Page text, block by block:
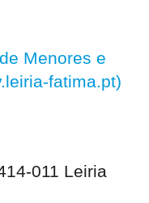
Menores e
fatima.pt)
011 Leiria